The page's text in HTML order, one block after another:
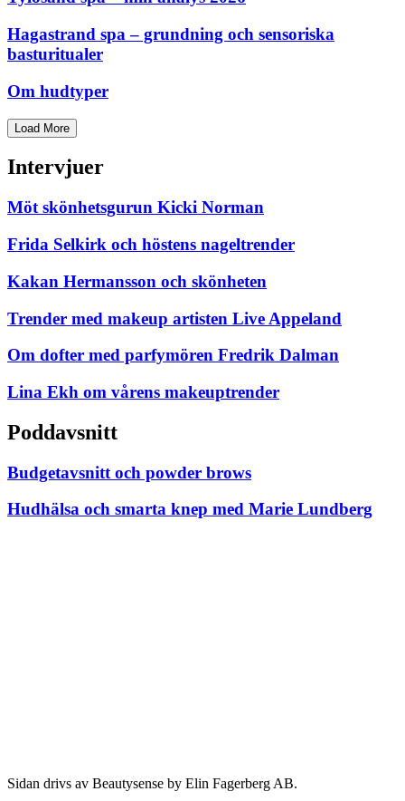
Hagastrand spa – grundning och sensoriska
basturitualer
Om hudtyper
Load More
Intervjuer
Möt skönhetsgurun Kicki Norman
Frida Selkirk och höstens nageltrender
Kakan Hermansson och skönheten
Trender med makeup artisten Live Appeland
Om dofter med parfymören Fredrik Dalman
Lina Ekh om vårens makeuptrender
Poddavsnitt
Budgetavsnitt och powder brows
Hudhälsa och smarta knep med Marie Lundberg
Sidan drivs av Beautysense by Elin Fagerberg AB.